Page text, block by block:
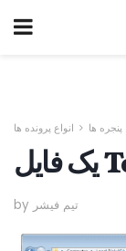
پنجره ها انواع پرونده ها
by تیم فیشر